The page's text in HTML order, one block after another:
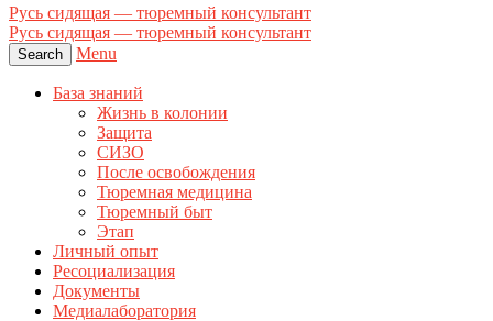
Русь сидящая — тюремный консультант
Русь сидящая — тюремный консультант
Search Menu
База знаний
Жизнь в колонии
Защита
СИЗО
После освобождения
Тюремная медицина
Тюремный быт
Этап
Личный опыт
Ресоциализация
Документы
Медиалаборатория